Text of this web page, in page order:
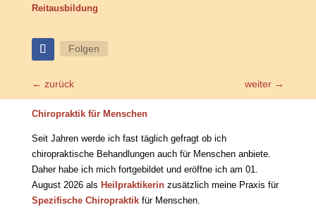
Reitausbildung
Folgen
← zurück weiter →
Chiropraktik für Menschen
Seit Jahren werde ich fast täglich gefragt ob ich
chiropraktische Behandlungen auch für Menschen anbiete.
Daher habe ich mich fortgebildet und eröffne ich am 01.
August 2026 als Heilpraktikerinzusätzlich meine Praxis für
Spezifische Chiropraktikfür Menschen.